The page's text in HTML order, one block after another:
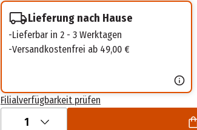
Lieferung nach Hause
Lieferbar in 2 - 3 Werktagen
Versandkostenfrei ab 49,00 €
Filialverfügbarkeit prüfen
1